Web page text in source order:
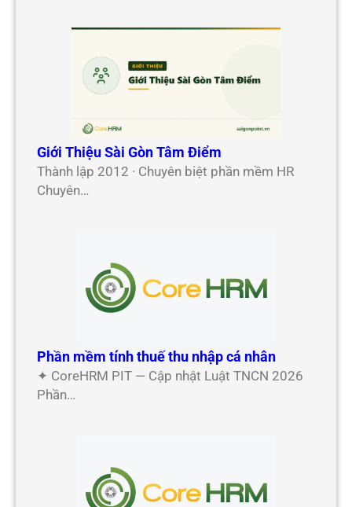
Giới Thiệu Sài Gòn Tâm Điểm
Thành lập 2012 · Chuyên biệt phần mềm HR
Chuyên…
Phần mềm tính thuế thu nhập cá nhân
✦ CoreHRM PIT — Cập nhật Luật TNCN 2026
Phần…